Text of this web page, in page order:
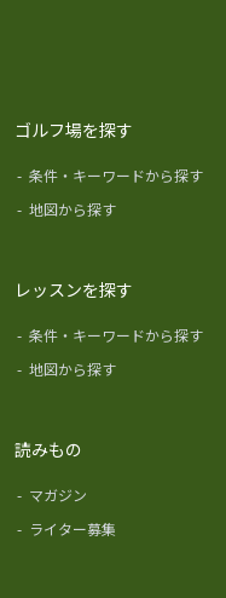
ゴルフ場を探す
- 条件・キーワードから探す
- 地図から探す
レッスンを探す
- 条件・キーワードから探す
- 地図から探す
読みもの
- マガジン
- ライター募集